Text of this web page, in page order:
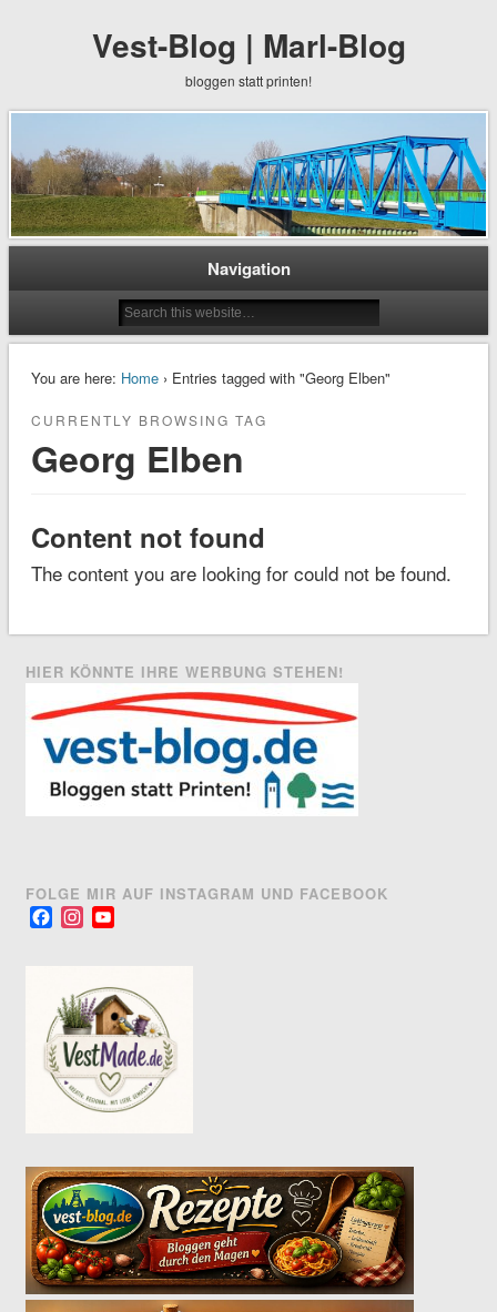
Vest-Blog | Marl-Blog
bloggen statt printen!
Navigation
You are here: Home› Entries tagged with "Georg Elben"
CURRENTLY BROWSING TAG
Georg Elben
Content not found
The content you are looking for could not be found.
HIER KÖNNTE IHRE WERBUNG STEHEN!
FOLGE MIR AUF INSTAGRAM UND FACEBOOK
FacebookInstagram